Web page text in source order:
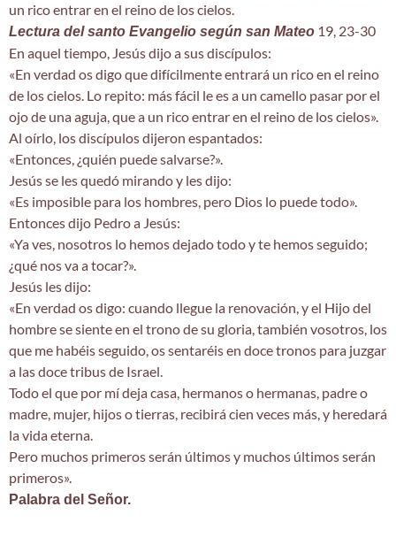
un rico entrar en el reino de los cielos.
Lectura del santo Evangelio según san Mateo 19, 23-30
En aquel tiempo, Jesús dijo a sus discípulos:
«En verdad os digo que difícilmente entrará un rico en el reino
de los cielos. Lo repito: más fácil le es a un camello pasar por el
ojo de una aguja, que a un rico entrar en el reino de los cielos».
Al oírlo, los discípulos dijeron espantados:
«Entonces, ¿quién puede salvarse?».
Jesús se les quedó mirando y les dijo:
«Es imposible para los hombres, pero Dios lo puede todo».
Entonces dijo Pedro a Jesús:
«Ya ves, nosotros lo hemos dejado todo y te hemos seguido;
¿qué nos va a tocar?».
Jesús les dijo:
«En verdad os digo: cuando llegue la renovación, y el Hijo del
hombre se siente en el trono de su gloria, también vosotros, los
que me habéis seguido, os sentaréis en doce tronos para juzgar
a las doce tribus de Israel.
Todo el que por mí deja casa, hermanos o hermanas, padre o
madre, mujer, hijos o tierras, recibirá cien veces más, y heredará
la vida eterna.
Pero muchos primeros serán últimos y muchos últimos serán
primeros».
Palabra del Señor.